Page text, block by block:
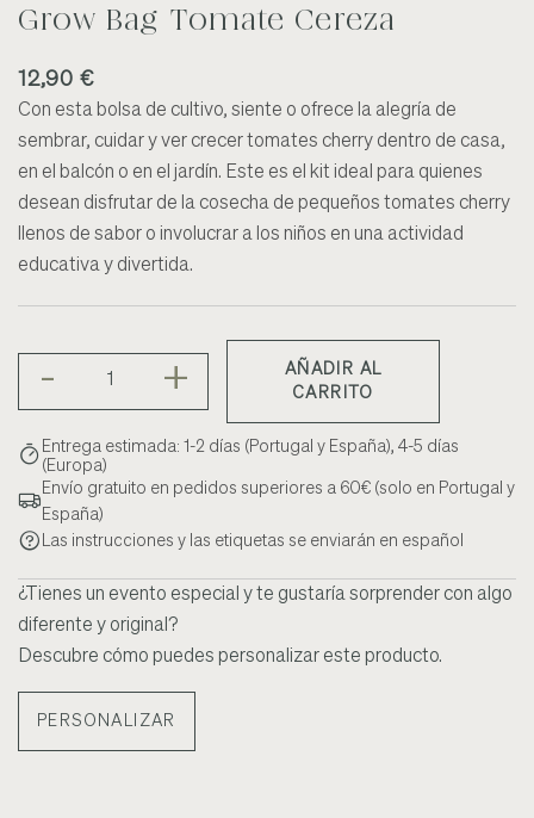
Grow Bag Tomate Cereza
12,90 €
Con esta bolsa de cultivo, siente o ofrece la alegría de
sembrar, cuidar y ver crecer tomates cherry dentro de casa,
en el balcón o en el jardín. Este es el kit ideal para quienes
desean disfrutar de la cosecha de pequeños tomates cherry
llenos de sabor o involucrar a los niños en una actividad
educativa y divertida.
- +
AÑADIR AL
CARRITO
Entrega estimada: 1-2 días (Portugal y España), 4-5 días
(Europa)
Envío gratuito en pedidos superiores a 60€ (solo en Portugal y
España)
Las instrucciones y las etiquetas se enviarán en español
¿Tienes un evento especial y te gustaría sorprender con algo
diferente y original?
Descubre cómo puedes personalizar este producto.
PERSONALIZAR